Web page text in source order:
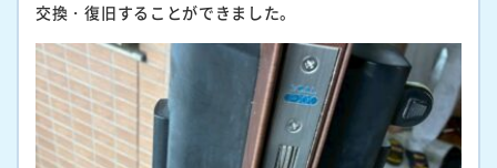
交換・復旧することができました。